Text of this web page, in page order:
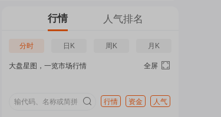
行情 人气排名
分时 日K 周K 月K
大盘星图，一览市场行情 全屏
行情 资金 人气